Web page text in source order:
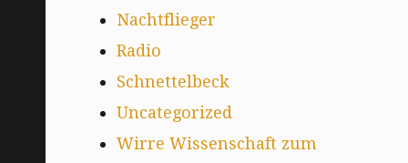
Nachtflieger
Radio
Schnettelbeck
Uncategorized
Wirre Wissenschaft zum